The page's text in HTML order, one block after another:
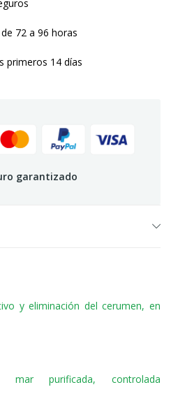
de 72 a 96 horas
primeros 14 días
garantizado
y eliminación del cerumen, en
purificada, controlada